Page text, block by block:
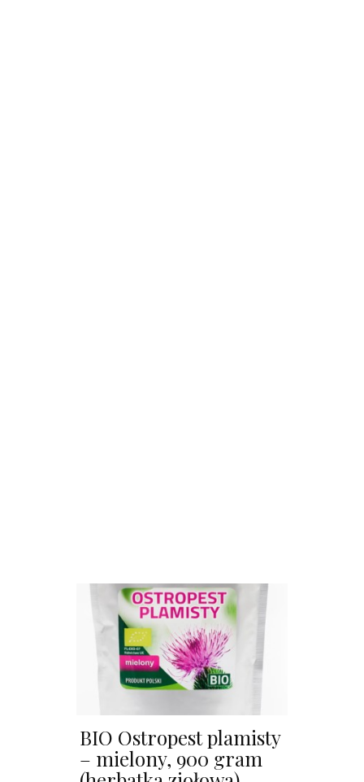
BIO Ostropest plamisty
– mielony, 900 gram